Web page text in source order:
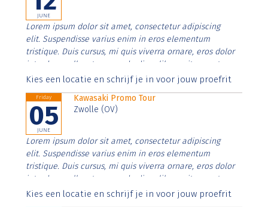
JUNE
Lorem ipsum dolor sit amet, consectetur adipiscing
elit. Suspendisse varius enim in eros elementum
tristique. Duis cursus, mi quis viverra ornare, eros dolor
interdum nulla, ut commodo diam libero vitae erat.
Aenean faucibus nibh et justo cursus id rutrum lorem
Kies een locatie en schrijf je in voor jouw proefrit
Friday
05
JUNE
Kawasaki Promo Tour
Zwolle (OV)
Lorem ipsum dolor sit amet, consectetur adipiscing
elit. Suspendisse varius enim in eros elementum
tristique. Duis cursus, mi quis viverra ornare, eros dolor
interdum nulla, ut commodo diam libero vitae erat.
Aenean faucibus nibh et justo cursus id rutrum lorem
Kies een locatie en schrijf je in voor jouw proefrit